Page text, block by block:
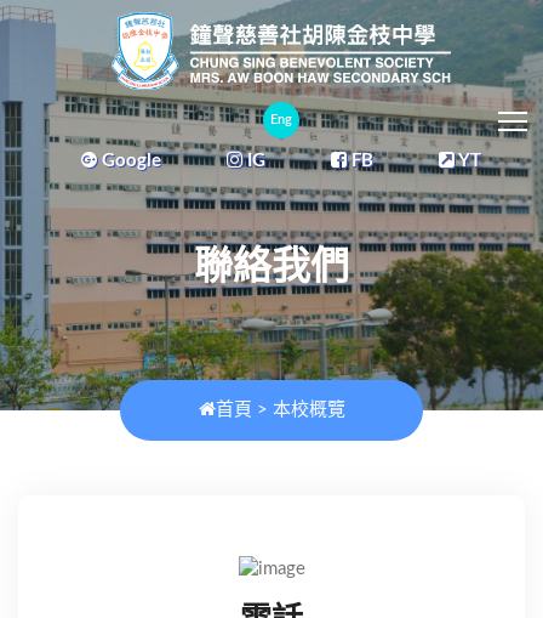
Eng
Google IG FB YT
聯絡我們
首頁 > 本校概覽